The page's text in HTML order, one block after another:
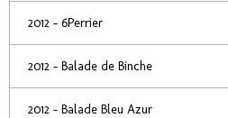
2012 - 6Perrier
2012 - Balade de Binche
2012 - Balade Bleu Azur